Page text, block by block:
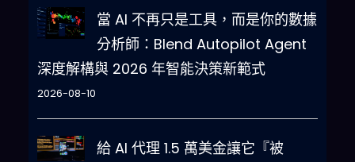
當 AI 不再只是工具，而是你的數據
分析師：Blend Autopilot Agent
深度解構與 2026 年智能決策新範式
2026-08-10
給 AI 代理 1.5 萬美金讓它『被